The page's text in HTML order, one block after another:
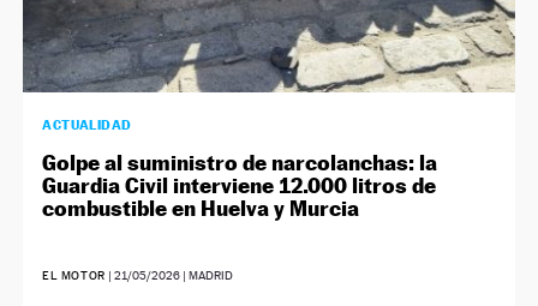
ACTUALIDAD
Golpe al suministro de narcolanchas: la
Guardia Civil interviene 12.000 litros de
combustible en Huelva y Murcia
EL MOTOR | 21/05/2026| MADRID